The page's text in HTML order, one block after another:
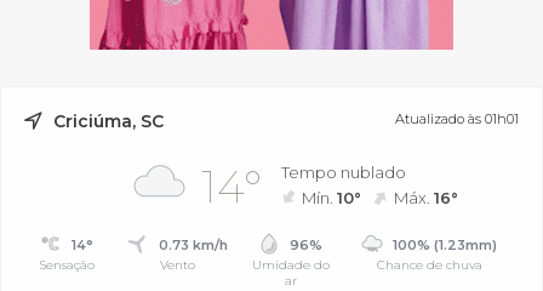
Criciúma, SC Atualizado às 01h01
14°
Tempo nublado
Mín.10° Máx.16°
14°
Sensação
0.73 km/h
Vento
96%
Umidade do
ar
100% (1.23mm)
Chance de chuva